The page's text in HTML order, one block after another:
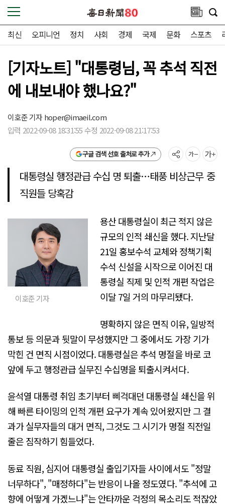
최신 오피니언 정치 사회 경제 국제 문화 스포츠
[기자노트] "대통령님, 꼭 추석 직전
에 내보내야 했나요?"
이호준 기자hoper@imaeil.com
입력 2022-09-08 18:31:55 수정 2022-09-08 21:17:53
구글 검색 선호 출처로 추가
대통령실 행정관급 수십 명 퇴출…태풍 비상근무 중
직원들 당혹감
이호준 기자
용산 대통령실이 최근 적지 않은
규모의 인적 쇄신을 했다. 지난달
21일 홍보수석 교체와 정책기획
수석 신설을 시작으로 이어진 대
통령실 직제 및 인적 개편 작업은
이달 7일 거의 마무리됐다.
명확하지 않은 면직 이유, 일방적
통보 등 의문과 뒷말이 무성했지만 그 중에서도 가장 기가
막힌 건 면직 시점이었다. 대통령실은 추석 명절을 바로 코
앞에 두고 행정관급 실무진 수십명을 퇴출시켜서다.
윤석열 대통령 취임 초기부터 삐걱대던 대통령실 쇄신을 위
해 빠른 타이밍의 인적 개편 요구가 계속 있어왔지만 그 결
과가 실무자들의 대거 면직, 그것도 그 시기가 명절 직전일
줄은 짐작하기 힘들었다.
동료 직원, 심지어 대통령실 출입기자들 사이에서도 "정말
너무하다", "매정하다"는 반응이 나올 정도였다. "추석에 고
향에 어떻게 가겠느냐"는 안타까운 걱정의 목소리도 적잖았